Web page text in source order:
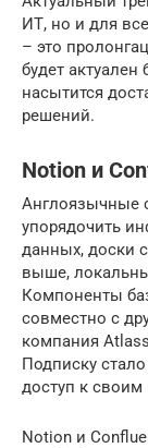
ИТ, но и для
– это
будет
насытится
решений.
Notion и
Англоязычные
упорядочить
данных, доски
выше,
Компоненты
совместно с
компания
Подписку
доступ к своим
Notion и